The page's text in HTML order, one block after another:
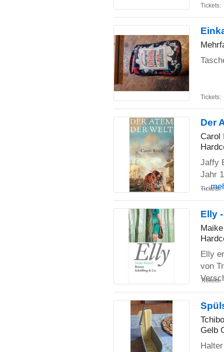
Tickets:
Tickets:
Der
Carol
Jaffy
Jahr
...
Tickets:
Elly
Elly
von
Tickets:
Tchibo
Gelb